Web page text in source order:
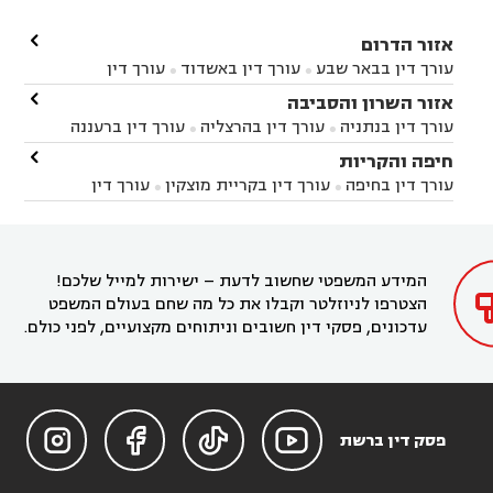
אזור הדרום
עורך דין בבאר שבע  עורך דין באשדוד 
עורך דין
באשקלון
עורך דין בבאר טוביה עורך דין בגן יבנה
עורך דין בניר הבנים עורך דין בערד
זיקים
עורך דין בנתיבות עורך דין בקרית מלאכי

אזור השרון והסביבה
עורך דין בנתניה  עורך דין בהרצליה  עורך דין ברעננה
עורך דין בחדרה עורך דין בכפר סבא
עורך דין בהוד
השרון
עורך דין באבן יהודה
עורך דין בחריש עורך דין בקיסריה עורך דין בקדימה

חיפה והקריות
עורך דין בחיפה  עורך דין בקריית מוצקין 
עורך דין
בקרית מוצקין
עורך דין בקריית אתא
עורך דין

המידע המשפטי שחשוב לדעת – ישירות למייל שלכם!
הצטרפו לניוזלטר וקבלו את כל מה שחם בעולם המשפט
עדכונים, פסקי דין חשובים וניתוחים מקצועיים, לפני כולם.
פסק דין ברשת 


